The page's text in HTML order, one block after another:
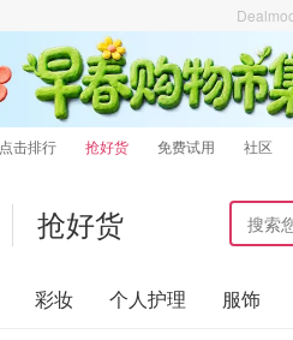
点击排行 抢好货 免费试用 社区
抢好货
彩妆 个人护理 服饰